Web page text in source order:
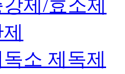
제/효소제
소 제독제